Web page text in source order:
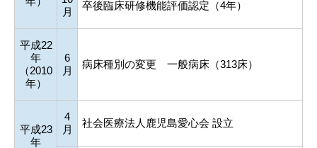
月
卒後臨床研修機能評価認定（4年）
平成22
年
（2010
年）
6
月
病床種別の変更 一般病床（313床）
平成23
年
4
月
社会医療法人鹿児島愛心会 設立